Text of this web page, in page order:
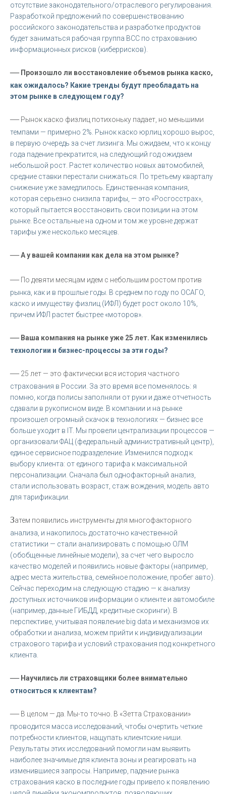
отсутствие законодательного/отраслевого регулирования.
Разработкой предложений по совершенствованию
российского законодательства и разработке продуктов
будет заниматься рабочая группа ВСС по страхованию
информационных рисков (киберрисков).
— Произошло ли восстановление объемов рынка каско,
как ожидалось? Какие тренды будут преобладать на
этом рынке в следующем году?
— Рынок каско физлиц потихоньку падает, но меньшими
темпами — примерно 2%. Рынок каско юрлиц хорошо вырос,
в первую очередь за счет лизинга. Мы ожидаем, что к концу
года падение прекратится, на следующий год ожидаем
небольшой рост. Растет количество новых автомобилей,
средние ставки перестали снижаться. По третьему кварталу
снижение уже замедлилось. Единственная компания,
которая серьезно снизила тарифы, — это «Росгосстрах»,
который пытается восстановить свои позиции на этом
рынке. Все остальные на одном и том же уровне держат
тарифы уже несколько месяцев.
—А у вашей компании как дела на этом рынке?
— По девяти месяцам идем с небольшим ростом против
рынка, как и в прошлые годы. В среднем по году по ОСАГО,
каско и имуществу физлиц (ИФЛ) будет рост около 10%,
причем ИФЛ растет быстрее «моторов».
— Ваша компания на рынке уже 25 лет. Как изменились
технологии и бизнес-процессы за эти годы?
— 25 лет — это фактически вся история частного
страхования в России. За это время все поменялось: я
помню, когда полисы заполняли от руки и даже отчетность
сдавали в рукописном виде. В компании и на рынке
произошел огромный скачок в технологиях — бизнес все
больше уходит в IT. Мы провели централизации процессов —
организовали ФАЦ (федеральный административный центр),
единое сервисное подразделение. Изменился подход к
выбору клиента: от единого тарифа к максимальной
персонализации. Сначала был однофакторный анализ,
стали использовать возраст, стаж вождения, модель авто
для тарификации.
Затем появились инструменты для многофакторного
анализа, и накопилось достаточно качественной
статистики — стали анализировать с помощью ОЛМ
(обобщенные линейные модели), за счет чего выросло
качество моделей и появились новые факторы (например,
адрес места жительства, семейное положение, пробег авто).
Сейчас переходим на следующую стадию — к анализу
доступных источников информации о клиенте и автомобиле
(например, данные ГИБДД, кредитные скоринги). В
перспективе, учитывая появление big data и механизмов их
обработки и анализа, можем прийти к индивидуализации
страхового тарифа и условий страхования под конкретного
клиента.
— Научились ли страховщики более внимательно
относиться к клиентам?
— В целом — да. Мы-то точно. В «Зетта Страховании»
проводится масса исследований, чтобы очертить четкие
потребности клиентов, нащупать клиентские ниши.
Результаты этих исследований помогли нам выявить
наиболее значимые для клиента зоны и реагировать на
изменившиеся запросы. Например, падение рынка
страхования каско в последние годы привело к появлению